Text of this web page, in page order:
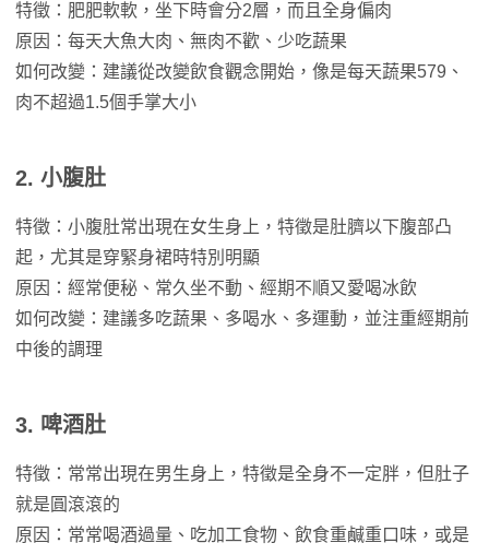
特徵：肥肥軟軟，坐下時會分2層，而且全身偏肉
原因：每天大魚大肉、無肉不歡、少吃蔬果
如何改變：建議從改變飲食觀念開始，像是每天蔬果579、
肉不超過1.5個手掌大小
2. 小腹肚
特徵：小腹肚常出現在女生身上，特徵是肚臍以下腹部凸
起，尤其是穿緊身裙時特別明顯
原因：經常便秘、常久坐不動、經期不順又愛喝冰飲
如何改變：建議多吃蔬果、多喝水、多運動，並注重經期前
中後的調理
3. 啤酒肚
特徵：常常出現在男生身上，特徵是全身不一定胖，但肚子
就是圓滾滾的
原因：常常喝酒過量、吃加工食物、飲食重鹹重口味，或是